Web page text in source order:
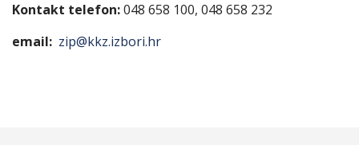
Kontakt telefon:048 658 100, 048 658 232
email: zip@kkz.izbori.hr